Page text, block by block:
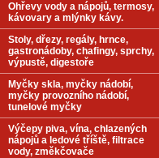
Ohřevy vody a nápojů, termosy,
kávovary a mlýnky kávy.
Stoly, dřezy, regály, hrnce,
gastronádoby, chafingy, sprchy,
výpustě, digestoře
Myčky skla, myčky nádobí,
myčky provozního nádobí,
tunelové myčky
Výčepy piva, vína, chlazených
nápojů a ledové tříště, filtrace
vody, změkčovače